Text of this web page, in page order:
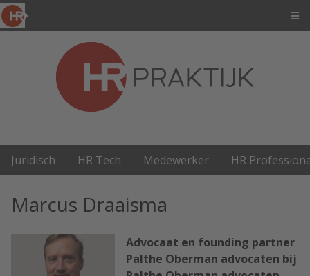
Juridisch HR Tech Medewerker HR
Marcus Draaisma
Advocaat en founding partner
Palthe Oberman advocaten bij